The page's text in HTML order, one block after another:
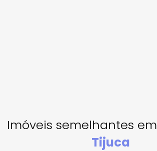
Imóveis semelhantes em
Tijuca